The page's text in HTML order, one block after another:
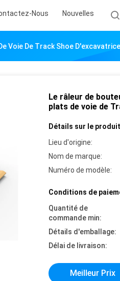
Nous Nouvelles
Voie De Track Shoe D'excavatrice
Le râleur de
plats de voie de
Détails sur le
Lieu d'origine:
Nom de marque:
Numéro de modèle:
Conditions de
Quantité de
commande min:
Détails d'emballage:
Délai de livraison:
Meilleur Prix